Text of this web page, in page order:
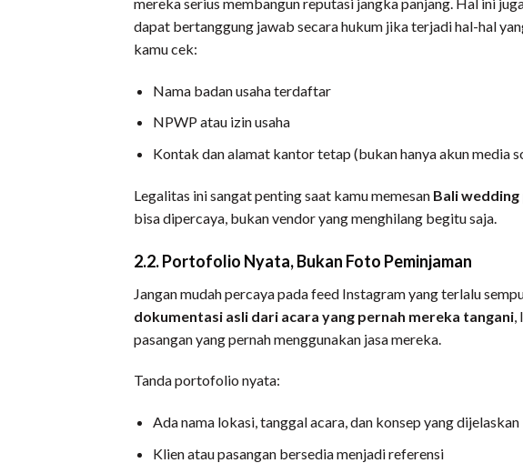
dapat bertanggung jawab secara hukum jika terjadi hal-hal
kamu cek:
Nama badan usaha terdaftar
NPWP atau izin usaha
Kontak dan alamat kantor tetap (bukan hanya akun media
Legalitas ini sangat penting saat kamu memesan Bali wedding
bisa dipercaya, bukan vendor yang menghilang begitu saja.
2.2. Portofolio Nyata, Bukan Foto Peminjaman
Jangan mudah percaya pada feed Instagram yang terlalu
dokumentasi asli dari acara yang pernah mereka tangani
pasangan yang pernah menggunakan jasa mereka.
Tanda portofolio nyata:
Ada nama lokasi, tanggal acara, dan konsep yang dijelaskan
Klien atau pasangan bersedia menjadi referensi